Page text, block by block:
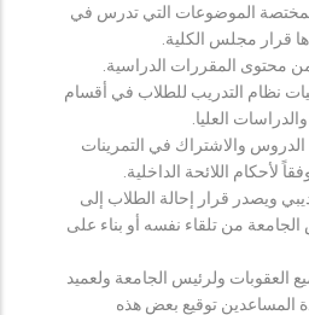
الموضوعات التي تدرس في
قرار مجلس الكلية.
محتوى المقررات الدراسية.
نظام التدريب للطلاب في أقسام
العليا.
والاشتراك في التمرينات
لأحكام اللائحة الداخلية.
ويصدر قرار إحالة الطلاب إلى
من تلقاء نفسه أو بناء على
العقوبات ولرئيس الجامعة ولعميد
المساعدين توقيع بعض هذه